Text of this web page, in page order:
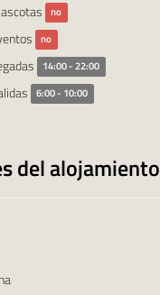
no
no
14:00 - 22:00
6:00 - 10:00
del alojamiento